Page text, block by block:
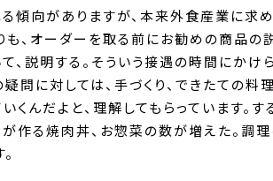
傾向がありますが、本来外食産業に求
も、オーダーを取る前にお勧めの商品
、説明する。そういう接遇の時間にかけ
問に対しては、手づくり、できたての
んだよと、理解してもらっています。
作る焼肉丼、お惣菜の数が増えた。調